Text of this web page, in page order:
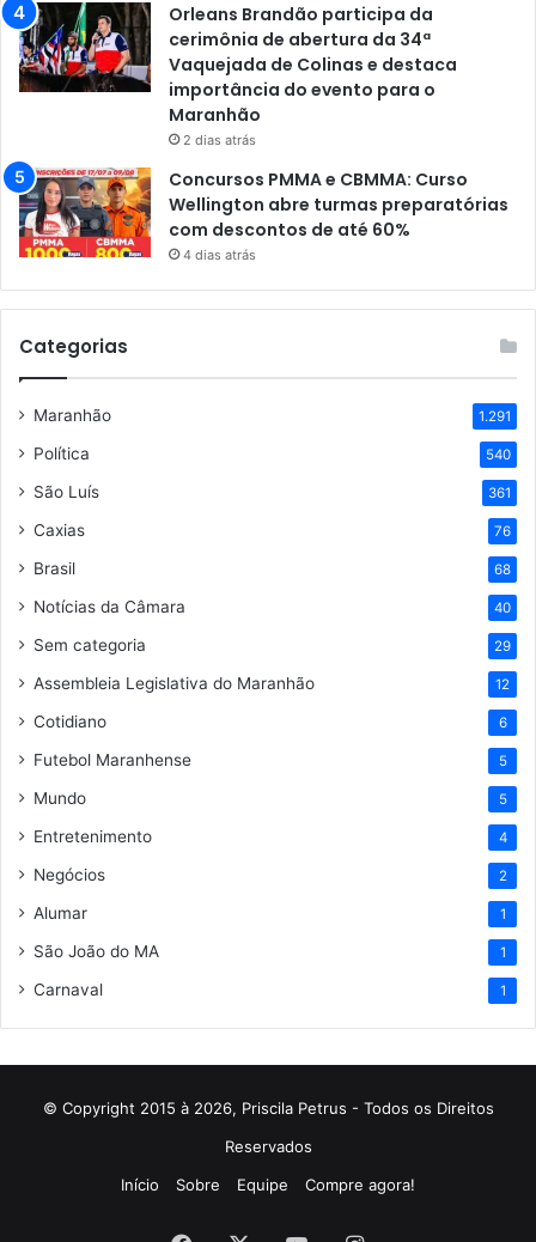
Orleans Brandão participa da
cerimônia de abertura da 34ª
Vaquejada de Colinas e destaca
importância do evento para o
Maranhão
2 dias atrás
Concursos PMMA e CBMMA: Curso
Wellington abre turmas preparatórias
com descontos de até 60%
4 dias atrás
Categorias
Maranhão 1.291
Política 540
São Luís 361
Caxias 76
Brasil 68
Notícias da Câmara 40
Sem categoria 29
Assembleia Legislativa do Maranhão 12
Cotidiano 6
Futebol Maranhense 5
Mundo 5
Entretenimento 4
Negócios 2
Alumar 1
São João do MA 1
Carnaval 1
© Copyright 2015 à 2026, Priscila Petrus - Todos os Direitos
Reservados
Início
Sobre Equipe Compre agora!